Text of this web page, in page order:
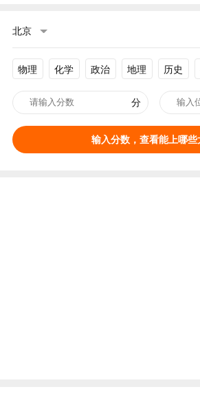
北京
物理 化学 政治 地理 历史
分
输入分数，查看能上哪些